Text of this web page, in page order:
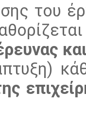
του